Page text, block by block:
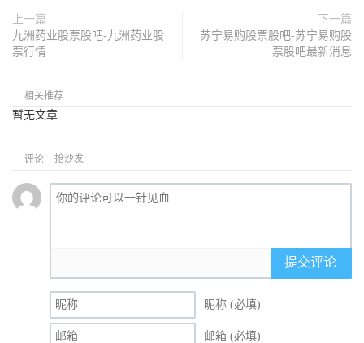
上一篇
九洲药业股票股吧-九洲药业股
票行情
下一篇
苏宁易购股票股吧-苏宁易购股
票股吧最新消息
相关推荐
暂无文章
评论 抢沙发
提交评论
昵称 (必填)
邮箱 (必填)